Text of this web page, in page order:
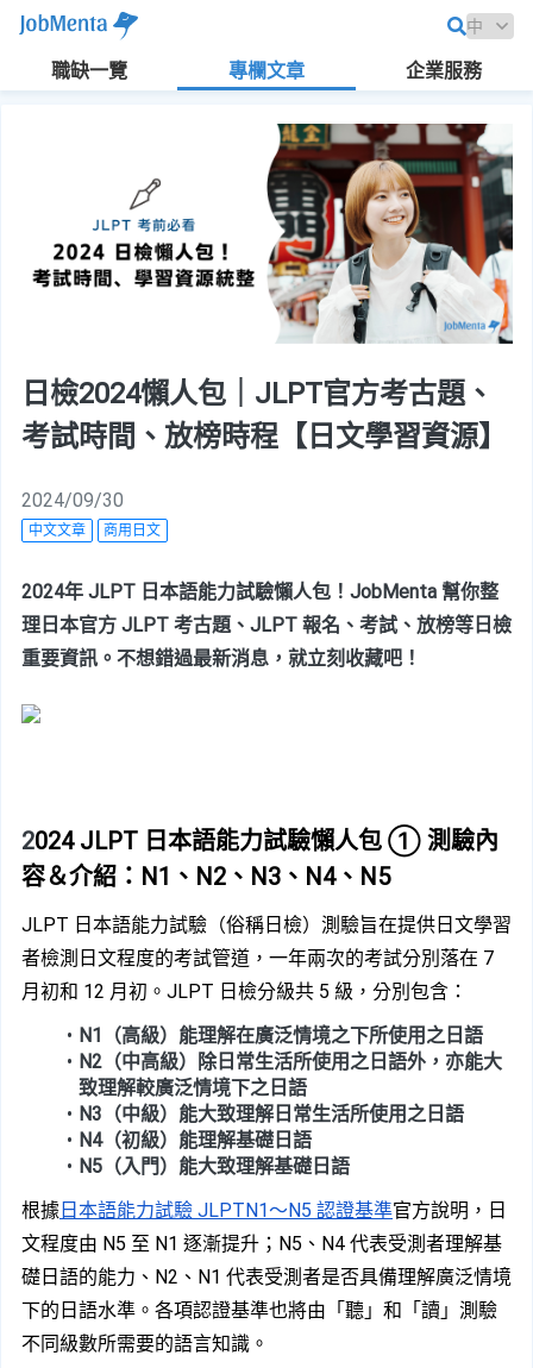
職缺一覽 專欄文章 企業服務
日檢2024懶人包｜JLPT官方考古題、
考試時間、放榜時程【日文學習資源】
2024/09/30
中文文章 商用日文
2024年 JLPT 日本語能力試驗懶人包！JobMenta 幫你整
理日本官方 JLPT 考古題、JLPT 報名、考試、放榜等日檢
重要資訊。不想錯過最新消息，就立刻收藏吧！
2024 JLPT 日本語能力試驗懶人包 ① 測驗內
容＆介紹：N1、N2、N3、N4、N5
JLPT 日本語能力試驗（俗稱日檢）測驗旨在提供日文學習
者檢測日文程度的考試管道，一年兩次的考試分別落在 7
月初和 12 月初。JLPT 日檢分級共 5 級，分別包含：
N1（高級）能理解在廣泛情境之下所使用之日語
N2（中高級）除日常生活所使用之日語外，亦能大
致理解較廣泛情境下之日語
N3（中級）能大致理解日常生活所使用之日語
N4（初級）能理解基礎日語
N5（入門）能大致理解基礎日語
根據 日本語能力試驗 JLPTN1～N5 認證基準官方說明，日
文程度由 N5 至 N1 逐漸提升；N5、N4 代表受測者理解基
礎日語的能力、N2、N1 代表受測者是否具備理解廣泛情境
下的日語水準。各項認證基準也將由「聽」和「讀」測驗
不同級數所需要的語言知識。